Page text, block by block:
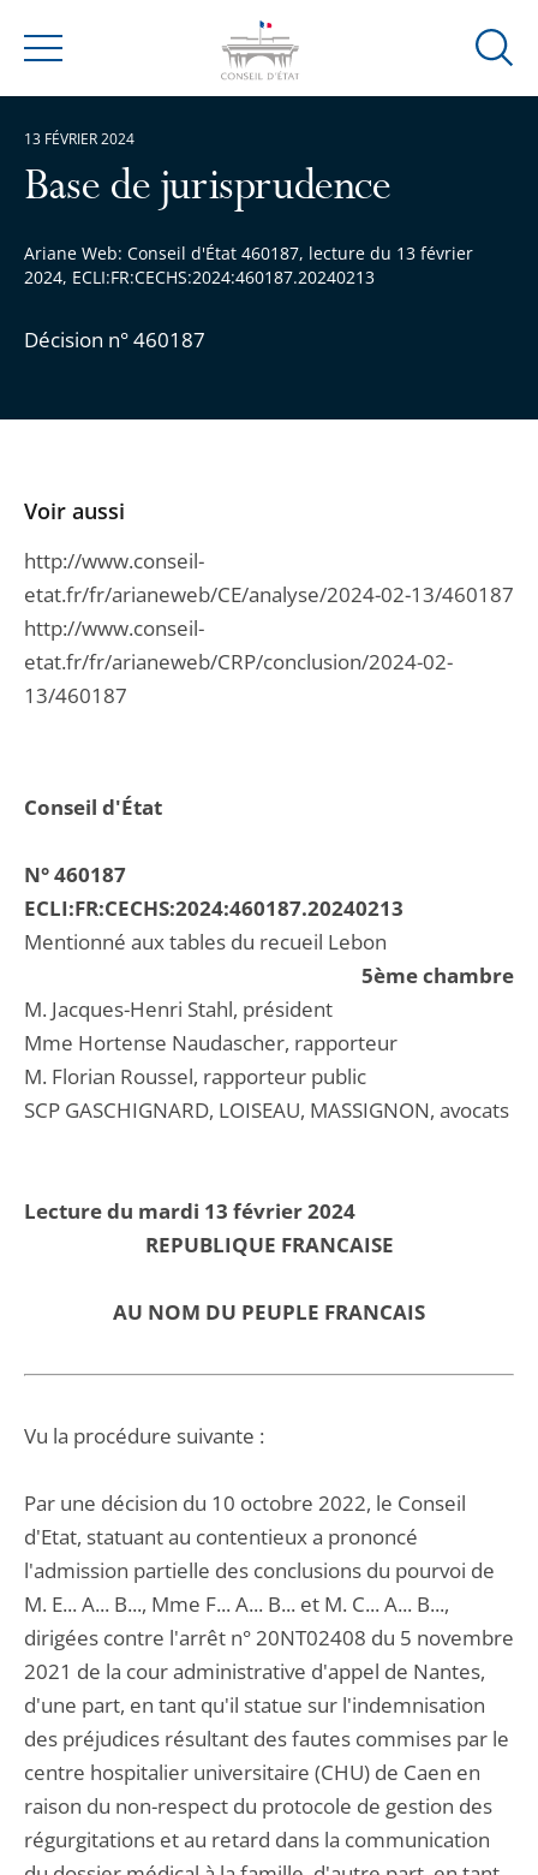
Menu
Ouvrir
Base de jurisprudence
Ariane Web: Conseil d'État 460187, lecture du 13 février
2024, ECLI:FR:CECHS:2024:460187.20240213
Décision n° 460187
13 FÉVRIER 2024
Conseil d'État
N° 460187
ECLI:FR:CECHS:2024:460187.20240213
Mentionné aux tables du recueil Lebon
5ème chambre
M. Jacques-Henri Stahl, président
Mme Hortense Naudascher, rapporteur
M. Florian Roussel, rapporteur public
SCP GASCHIGNARD, LOISEAU, MASSIGNON, avocats
Lecture du mardi 13 février 2024
REPUBLIQUE FRANCAISE
AU NOM DU PEUPLE FRANCAIS
Vu la procédure suivante :
Par une décision du 10 octobre 2022, le Conseil
d'Etat, statuant au contentieux a prononcé
l'admission partielle des conclusions du pourvoi de
M. E... A... B..., Mme F... A... B... et M. C... A... B...,
dirigées contre l'arrêt n° 20NT02408 du 5 novembre
2021 de la cour administrative d'appel de Nantes,
d'une part, en tant qu'il statue sur l'indemnisation
des préjudices résultant des fautes commises par le
centre hospitalier universitaire (CHU) de Caen en
raison du non-respect du protocole de gestion des
régurgitations et au retard dans la communication
Voir aussi
http://www.conseil-
etat.fr/fr/arianeweb/CE/analyse/2024-02-13/460187
http://www.conseil-
etat.fr/fr/arianeweb/CRP/conclusion/2024-02-
13/460187